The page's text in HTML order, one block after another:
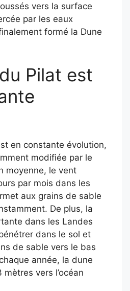
vers la surface
par les eaux
formé la Dune
Pilat est
en constante évolution,
modifiée par le
moyenne, le vent
par mois dans les
aux grains de sable
De plus, la
dans les Landes
dans le sol et
de sable vers le bas
année, la dune
mètres vers l’océan